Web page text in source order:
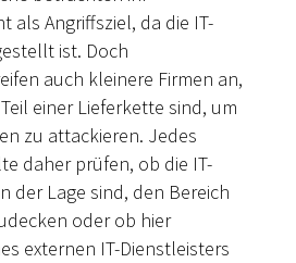
als Angriffsziel, da die IT-
ist. Doch
auch kleinere Firmen an,
einer Lieferkette sind, um
zu attackieren. Jedes
daher prüfen, ob die IT-
der Lage sind, den Bereich
oder ob hier
externen IT-Dienstleisters